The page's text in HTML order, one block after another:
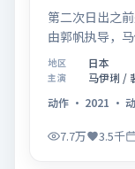
第二次日出之
由郭帆执导，
2021年02月05
勇敢迈出的一
力，节奏起伏
化了类型片的
适合关注现实
地区 日本
主演
马伊琍 /
动作 · 2021 ·
7.7万 3.5千